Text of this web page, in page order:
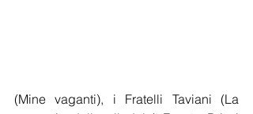
(Mine vaganti), i Fratelli Taviani (La